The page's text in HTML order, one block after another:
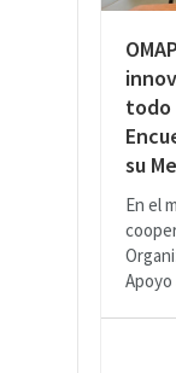
todo
su
En el